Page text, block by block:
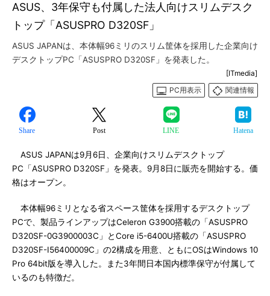
ASUS、3年保守も付属した法人向けスリムデスク
トップ「ASUSPRO D320SF」
ASUS JAPANは、本体幅96ミリのスリム筐体を採用した企業向け
デスクトップPC「ASUSPRO D320SF」を発表した。
[ITmedia]
PC用表示
関連情報
Share Post LINE Hatena
ASUS JAPANは9月6日、企業向けスリムデスクトップ
PC「ASUSPRO D320SF」を発表。9月8日に販売を開始する。価
格はオープン。
本体幅96ミリとなる省スペース筐体を採用するデスクトップ
PCで、製品ラインアップはCeleron G3900搭載の「ASUSPRO
D320SF-0G3900003C」とCore i5-6400U搭載の「ASUSPRO
D320SF-I56400009C」の2構成を用意、ともにOSはWindows 10
Pro 64bit版を導入した。また3年間日本国内標準保守が付属して
いるのも特徴だ。